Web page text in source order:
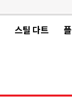
스틸 다트